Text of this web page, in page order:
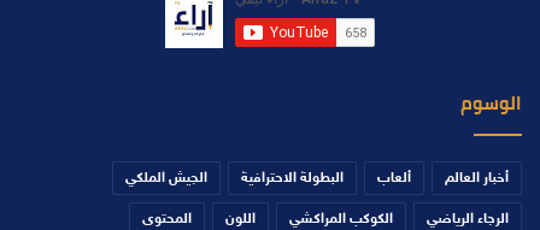
الوسوم
أخبار العالم ألعاب البطولة الاحترافية الجيش الملكي
الرجاء الرياضي الكوكب المراكشي اللون المحتوى